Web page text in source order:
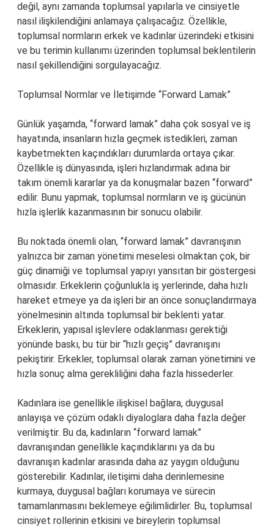
değil, aynı zamanda toplumsal yapılarla ve cinsiyetle
nasıl ilişkilendiğini anlamaya çalışacağız. Özellikle,
toplumsal normların erkek ve kadınlar üzerindeki etkisini
ve bu terimin kullanımı üzerinden toplumsal beklentilerin
nasıl şekillendiğini sorgulayacağız.
Toplumsal Normlar ve İletişimde “Forward Lamak”
Günlük yaşamda, “forward lamak” daha çok sosyal ve iş
hayatında, insanların hızla geçmek istedikleri, zaman
kaybetmekten kaçındıkları durumlarda ortaya çıkar.
Özellikle iş dünyasında, işleri hızlandırmak adına bir
takım önemli kararlar ya da konuşmalar bazen “forward”
edilir. Bunu yapmak, toplumsal normların ve iş gücünün
hızla işlerlik kazanmasının bir sonucu olabilir.
Bu noktada önemli olan, “forward lamak” davranışının
yalnızca bir zaman yönetimi meselesi olmaktan çok, bir
güç dinamiği ve toplumsal yapıyı yansıtan bir göstergesi
olmasıdır. Erkeklerin çoğunlukla iş yerlerinde, daha hızlı
hareket etmeye ya da işleri bir an önce sonuçlandırmaya
yönelmesinin altında toplumsal bir beklenti yatar.
Erkeklerin, yapısal işlevlere odaklanması gerektiği
yönünde baskı, bu tür bir “hızlı geçiş” davranışını
pekiştirir. Erkekler, toplumsal olarak zaman yönetimini ve
hızla sonuç alma gerekliliğini daha fazla hissederler.
Kadınlara ise genellikle ilişkisel bağlara, duygusal
anlayışa ve çözüm odaklı diyaloglara daha fazla değer
verilmiştir. Bu da, kadınların “forward lamak”
davranışından genellikle kaçındıklarını ya da bu
davranışın kadınlar arasında daha az yaygın olduğunu
gösterebilir. Kadınlar, iletişimi daha derinlemesine
kurmaya, duygusal bağları korumaya ve sürecin
tamamlanmasını beklemeye eğilimlidirler. Bu, toplumsal
cinsiyet rollerinin etkisini ve bireylerin toplumsal